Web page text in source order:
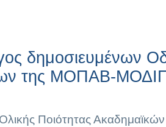
δημοσιευμένων
της ΜΟΠΑΒ-
Ποιότητας